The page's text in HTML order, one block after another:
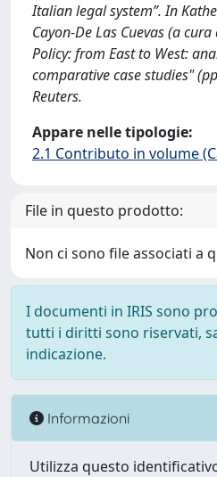
Italian legal system”. In
Cayon-De Las Cuevas (a
Policy: from East to West:
comparative case studies"
Reuters.
Appare nelle tipologie:
2.1 Contributo in volume
File in questo prodotto:
Non ci sono file associati a
I documenti in IRIS sono
tutti i diritti sono riservati,
indicazione.
Informazioni
Utilizza questo